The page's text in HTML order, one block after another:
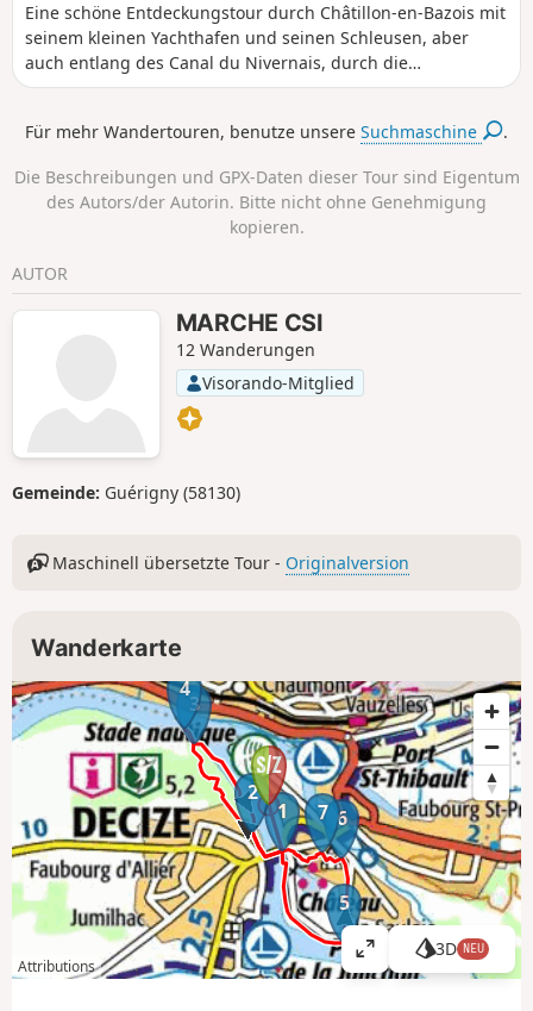
Eine schöne Entdeckungstour durch Châtillon-en-Bazois mit
seinem kleinen Yachthafen und seinen Schleusen, aber
auch entlang des Canal du Nivernais, durch die
umliegenden Dörfer und durch die Landschaft. Ein für alle
Siedlungslandschaften abwechselt und einen schönen
Für mehr Wandertouren, benutze unsereSuchmaschine .
Die Beschreibungen und GPX-Daten dieser Tour sind Eigentum
des Autors/der Autorin. Bitte nicht ohne Genehmigung
kopieren.
AUTOR
MARCHE CSI
12 Wanderungen
Visorando-Mitglied
Gemeinde: Guérigny (58130)
Maschinell übersetzte Tour - Originalversion
Wanderkarte
1
2
3
4
5
6
7
Attributions
K
a
3D NEU